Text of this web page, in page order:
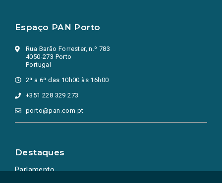
Espaço PAN Porto
Rua Barão Forrester, n.º 783
4050-273 Porto
Portugal
2ª a 6ª das 10h00 às 16h00
+351 228 329 273
porto@pan.com.pt
Destaques
Parlamento